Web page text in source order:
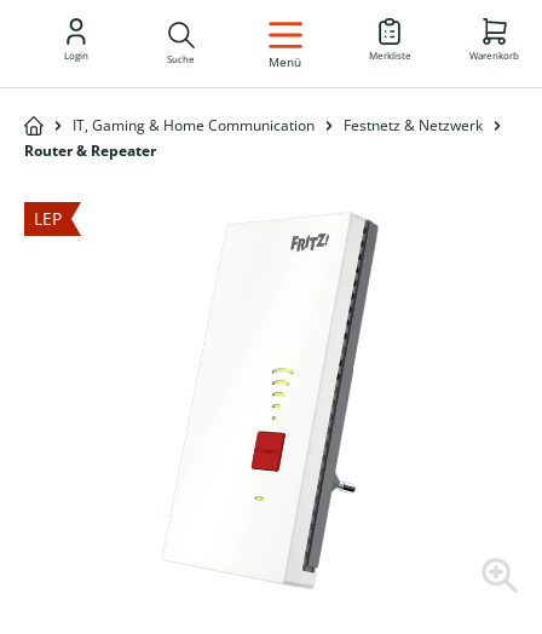
DE
Login Suche Menü Merkliste Warenkorb
IT, Gaming & Home Communication
Festnetz & Netzwerk
Router & Repeater
LEP